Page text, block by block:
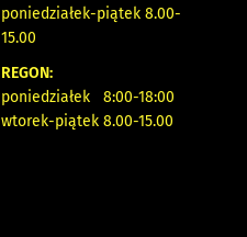
poniedziałek-piątek 8.00-
15.00
REGON:
poniedziałek 8:00-18:00
wtorek-piątek 8.00-15.00